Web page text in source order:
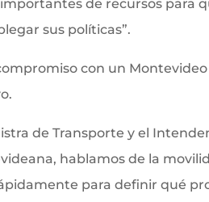
de recursos para
sus políticas”.
con un
de Transporte y el
hablamos de la
para definir qué